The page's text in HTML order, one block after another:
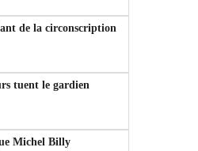
de la circonscription
tuent le gardien
Michel Billy